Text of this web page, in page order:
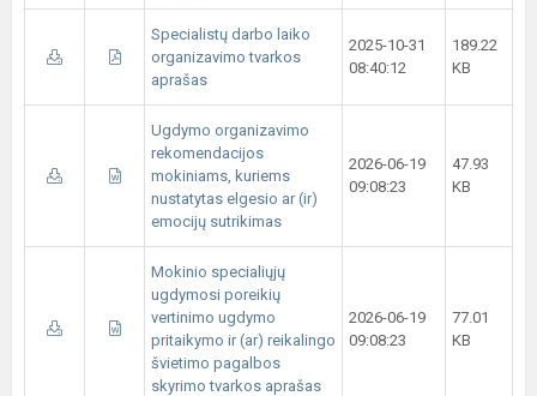
Specialistų darbo laiko
organizavimo tvarkos
aprašas
2025-10-31
08:40:12
189.22
KB
Ugdymo organizavimo
rekomendacijos
mokiniams, kuriems
nustatytas elgesio ar (ir)
emocijų sutrikimas
2026-06-19
09:08:23
47.93
KB
Mokinio specialiųjų
ugdymosi poreikių
vertinimo ugdymo
pritaikymo ir (ar) reikalingo
švietimo pagalbos
skyrimo tvarkos aprašas
2026-06-19
09:08:23
77.01
KB